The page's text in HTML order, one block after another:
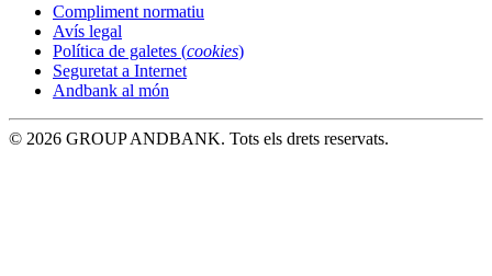
Compliment normatiu
Avís legal
Política de galetes (cookies)
Seguretat a Internet
Andbank al món
© 2026 GROUP ANDBANK. Tots els drets reservats.